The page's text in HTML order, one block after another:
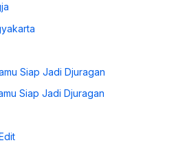
Siap Jadi Djuragan
Siap Jadi Djuragan